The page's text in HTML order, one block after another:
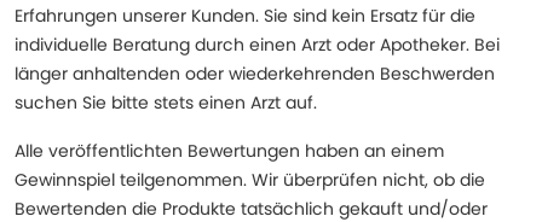
Erfahrungen unserer Kunden. Sie sind kein Ersatz für die
individuelle Beratung durch einen Arzt oder Apotheker. Bei
länger anhaltenden oder wiederkehrenden Beschwerden
suchen Sie bitte stets einen Arzt auf.
Alle veröffentlichten Bewertungen haben an einem
Gewinnspiel teilgenommen. Wir überprüfen nicht, ob die
Bewertenden die Produkte tatsächlich gekauft und/oder